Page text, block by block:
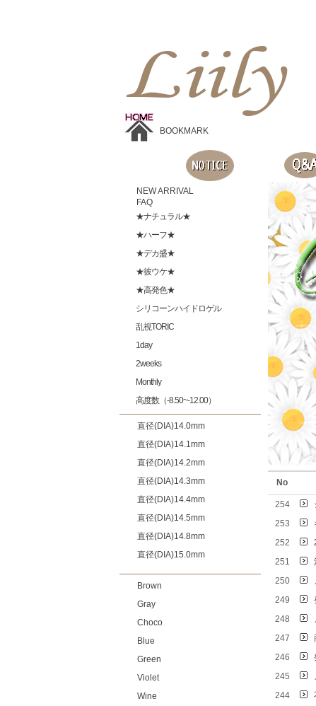
BOOKMARK
NEW ARRIVAL
FAQ
★ナチュラル★
★ハーフ★
★デカ盛★
★彼ウケ★
★高発色★
シリコーンハイドロゲル
乱視TORIC
1day
2weeks
Monthly
高度数（-8.50~-12.00）
直径(DIA)14.0mm
直径(DIA)14.1mm
直径(DIA)14.2mm
直径(DIA)14.3mm
直径(DIA)14.4mm
直径(DIA)14.5mm
直径(DIA)14.8mm
直径(DIA)15.0mm
Brown
Gray
Choco
Blue
Green
Violet
Wine
No
254
253
252
251
250
249
248
247
246
245
244